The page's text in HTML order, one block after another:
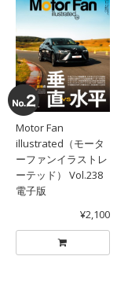
Motor Fan
illustrated（モータ
ーファンイラストレ
ーテッド） Vol.238
電子版
¥2,100